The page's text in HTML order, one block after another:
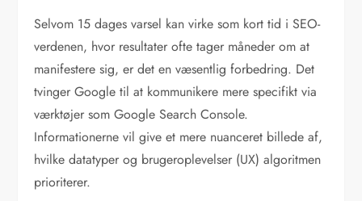
Selvom 15 dages varsel kan virke som kort tid i SEO-
verdenen, hvor resultater ofte tager måneder om at
manifestere sig, er det en væsentlig forbedring. Det
tvinger Google til at kommunikere mere specifikt via
værktøjer som Google Search Console.
Informationerne vil give et mere nuanceret billede af,
hvilke datatyper og brugeroplevelser (UX) algoritmen
prioriterer.